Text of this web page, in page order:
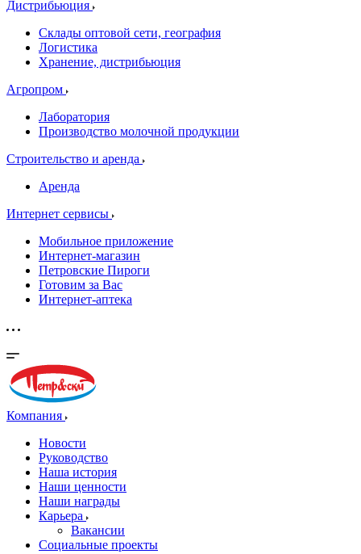
Дистрибьюция
Склады оптовой сети, география
Логистика
Хранение, дистрибьюция
Агропром
Лаборатория
Производство молочной продукции
Строительство и аренда
Аренда
Интернет сервисы
Мобильное приложение
Интернет-магазин
Петровские Пироги
Готовим за Вас
Интернет-аптека
Компания
Новости
Руководство
Наша история
Наши ценности
Наши награды
Карьера
Вакансии
Социальные проекты